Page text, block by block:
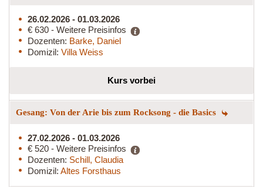
26.02.2026 - 01.03.2026
€ 630 - Weitere Preisinfos
Dozenten: Barke, Daniel
Domizil: Villa Weiss
Kurs vorbei
Gesang: Von der Arie bis zum Rocksong - die Basics
27.02.2026 - 01.03.2026
€ 520 - Weitere Preisinfos
Dozenten: Schill, Claudia
Domizil: Altes Forsthaus